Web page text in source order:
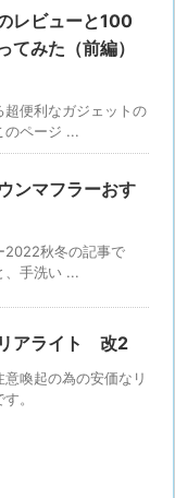
レビューと100
てみた（前編）
便利なガジェットの
のページ ...
ンマフラーおす
2022秋冬の記事で
、手洗い ...
アライト 改2
喚起の為の安価なリ
。